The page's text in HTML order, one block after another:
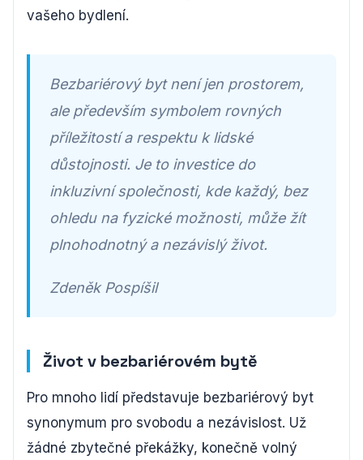
vašeho bydlení.
Bezbariérový byt není jen prostorem,
ale především symbolem rovných
příležitostí a respektu k lidské
důstojnosti. Je to investice do
inkluzivní společnosti, kde každý, bez
ohledu na fyzické možnosti, může žít
plnohodnotný a nezávislý život.
Zdeněk Pospíšil
Život v bezbariérovém bytě
Pro mnoho lidí představuje bezbariérový byt
synonymum pro svobodu a nezávislost. Už
žádné zbytečné překážky, konečně volný